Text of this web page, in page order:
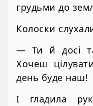
грудьми до
Колоски
— Ти й досі
Хочеш
день буде наш!
І гладила